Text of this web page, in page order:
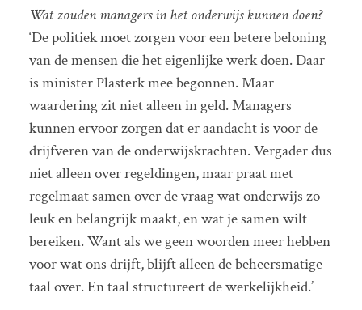
Wat zouden managers in het onderwijs kunnen doen?
‘De politiek moet zorgen voor een betere beloning
van de mensen die het eigenlijke werk doen. Daar
is minister Plasterk mee begonnen. Maar
waardering zit niet alleen in geld. Managers
kunnen ervoor zorgen dat er aandacht is voor de
drijfveren van de onderwijskrachten. Vergader dus
niet alleen over regeldingen, maar praat met
regelmaat samen over de vraag wat onderwijs zo
leuk en belangrijk maakt, en wat je samen wilt
bereiken. Want als we geen woorden meer hebben
voor wat ons drijft, blijft alleen de beheersmatige
taal over. En taal structureert de werkelijkheid.’